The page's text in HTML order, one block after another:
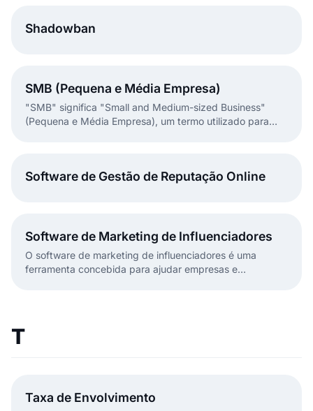
Shadowban
SMB (Pequena e Média Empresa)
"SMB" significa "Small and Medium-sized Business"
(Pequena e Média Empresa), um termo utilizado para
Software de Gestão de Reputação Online
Software de Marketing de Influenciadores
O software de marketing de influenciadores é uma
ferramenta concebida para ajudar empresas e
T
Taxa de Envolvimento